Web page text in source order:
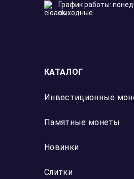
График работы:
выходные.
КАТАЛОГ
Инвестиционные
Памятные монеты
Новинки
Слитки